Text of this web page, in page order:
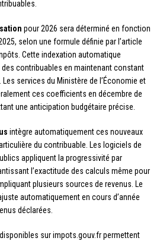
pour 2026 sera déterminé en fonction
selon une formule définie par l’article
Cette indexation automatique
des contribuables en maintenant constant
services du Ministère de l’Économie et
ces coefficients en décembre de
une anticipation budgétaire précise.
intègre automatiquement ces nouveaux
du contribuable. Les logiciels de
appliquent la progressivité par
l’exactitude des calculs même pour
plusieurs sources de revenus. Le
automatiquement en cours d’année
déclarées.
disponibles sur impots.gouv.fr permettent